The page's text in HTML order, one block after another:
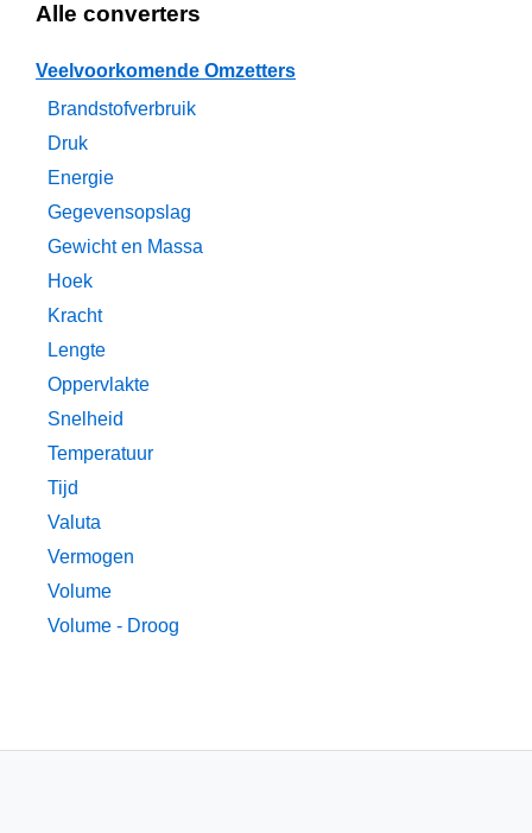
Alle converters
Veelvoorkomende Omzetters
Brandstofverbruik
Druk
Energie
Gegevensopslag
Gewicht en Massa
Hoek
Kracht
Lengte
Oppervlakte
Snelheid
Temperatuur
Tijd
Valuta
Vermogen
Volume
Volume - Droog